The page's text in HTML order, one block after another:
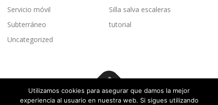
Servicio móvil
Silla salva escaleras
Subterráneo
tutorial
Uncategorized
Utilizamos cookies para asegurar que damos la mejor
experiencia al usuario en nuestra web. Si sigues utilizando